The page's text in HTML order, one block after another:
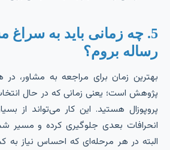
5. چه زمانی باید به سراغ
رساله بروم؟
بهترین زمان برای مراجعه به مشاور، در
پژوهش است؛ یعنی زمانی که در حال
پروپوزال هستید. این کار می‌تواند از
انحرافات بعدی جلوگیری کرده و مسیر
البته در هر مرحله‌ای که احساس نیاز به